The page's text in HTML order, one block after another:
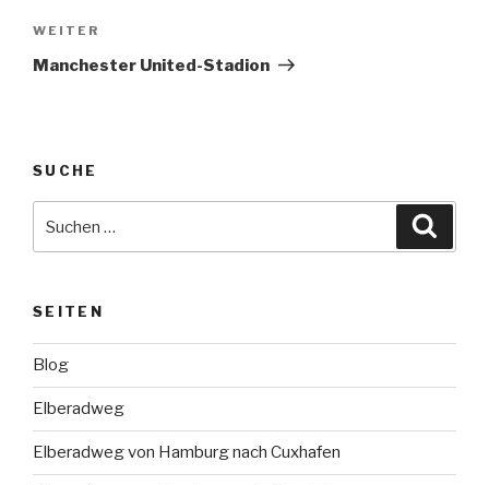
Nächster
Beitrag
WEITER
Manchester United-Stadion
SUCHE
nach:
SEITEN
Blog
Elberadweg
Elberadweg von Hamburg nach Cuxhafen